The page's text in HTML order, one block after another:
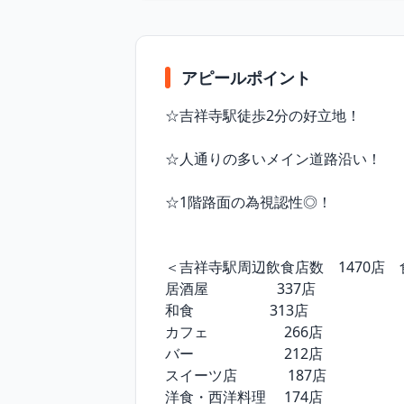
アピールポイント
☆吉祥寺駅徒歩2分の好立地！
☆人通りの多いメイン道路沿い！
☆1階路面の為視認性◎！
＜吉祥寺駅周辺飲食店数　1470店　
居酒屋　　　　   337店
和食                     313店
カフェ                     266店
バー　　　　　 　212店
スイーツ店              187店
洋食・西洋料理　 174店